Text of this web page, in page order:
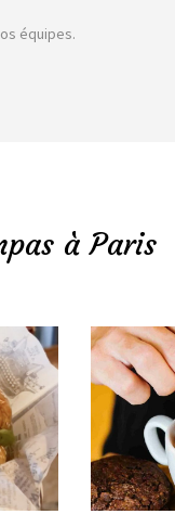
équipes.
à Paris